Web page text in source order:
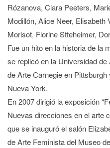
Rózanova, Clara Peeters,
Modillón, Alice Neer, Elisabeth
Morisot, Florine Stteheimer,
Fue un hito en la historia de la
se replicó en la Universidad
de Arte Carnegie en
Nueva York.
En 2007 dirigió la exposición
Nuevas direcciones en el arte
que se inauguró el salón
de Arte Feminista del Museo